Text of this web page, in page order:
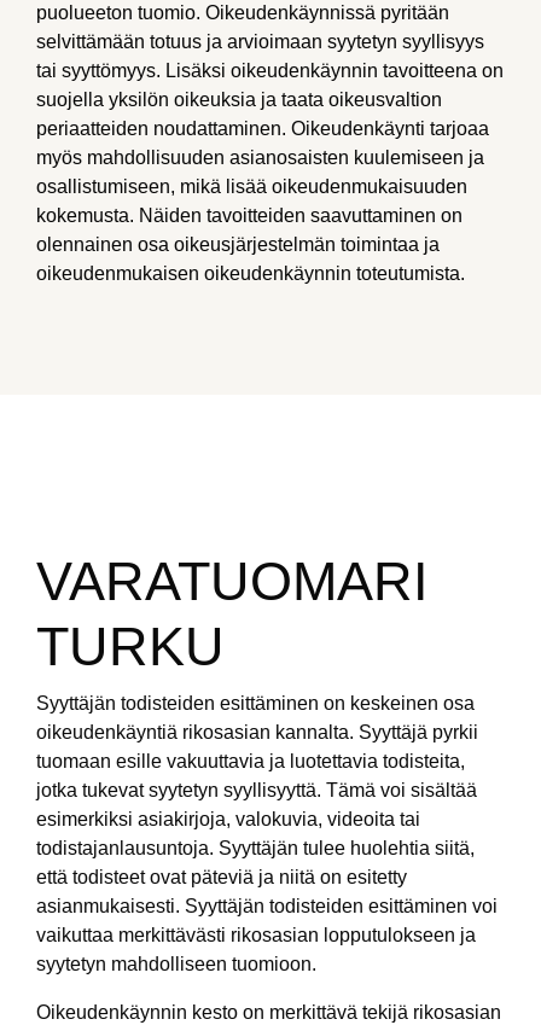
puolueeton tuomio. Oikeudenkäynnissä pyritään
selvittämään totuus ja arvioimaan syytetyn syyllisyys
tai syyttömyys. Lisäksi oikeudenkäynnin tavoitteena on
suojella yksilön oikeuksia ja taata oikeusvaltion
periaatteiden noudattaminen. Oikeudenkäynti tarjoaa
myös mahdollisuuden asianosaisten kuulemiseen ja
osallistumiseen, mikä lisää oikeudenmukaisuuden
kokemusta. Näiden tavoitteiden saavuttaminen on
olennainen osa oikeusjärjestelmän toimintaa ja
oikeudenmukaisen oikeudenkäynnin toteutumista.
VARATUOMARI
TURKU
Syyttäjän todisteiden esittäminen on keskeinen osa
oikeudenkäyntiä rikosasian kannalta. Syyttäjä pyrkii
tuomaan esille vakuuttavia ja luotettavia todisteita,
jotka tukevat syytetyn syyllisyyttä. Tämä voi sisältää
esimerkiksi asiakirjoja, valokuvia, videoita tai
todistajanlausuntoja. Syyttäjän tulee huolehtia siitä,
että todisteet ovat päteviä ja niitä on esitetty
asianmukaisesti. Syyttäjän todisteiden esittäminen voi
vaikuttaa merkittävästi rikosasian lopputulokseen ja
syytetyn mahdolliseen tuomioon.
Oikeudenkäynnin kesto on merkittävä tekijä rikosasian